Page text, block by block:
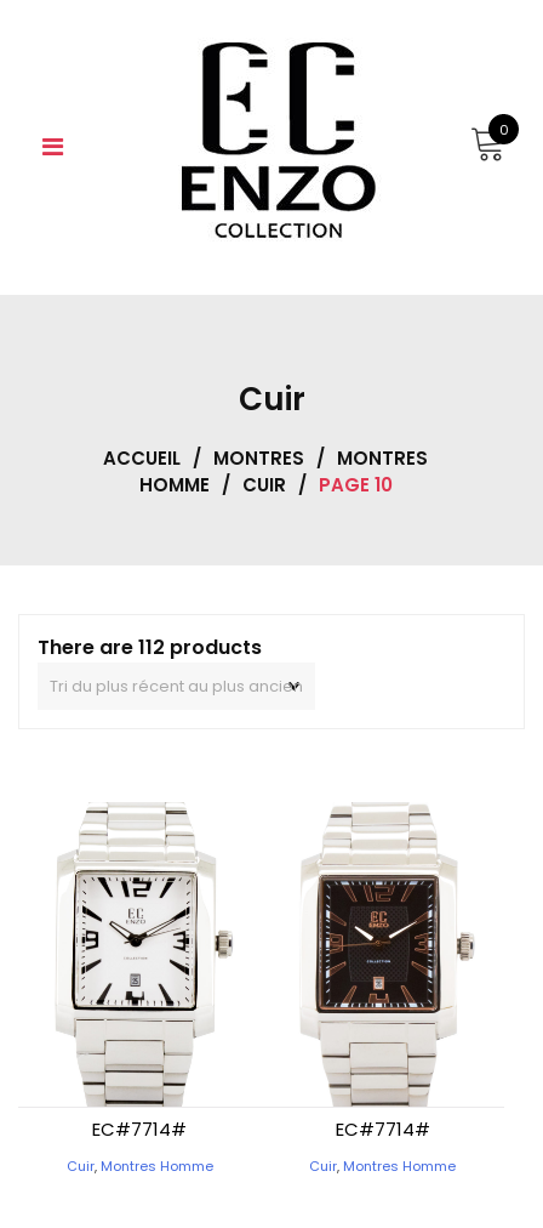
0
Cuir
ACCUEIL / MONTRES / MONTRES
HOMME / CUIR / PAGE 10
There are 112 products
EC#7714#
Cuir, Montres Homme
EC#7714#
Cuir, Montres Homme